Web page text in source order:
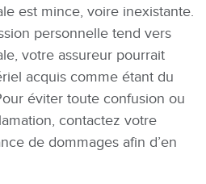
est mince, voire inexistante.
personnelle tend vers
votre assureur pourrait
acquis comme étant du
éviter toute confusion ou
contactez votre
de dommages afin d’en